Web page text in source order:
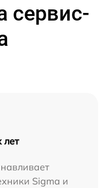
сервис-
лет
Sigma и